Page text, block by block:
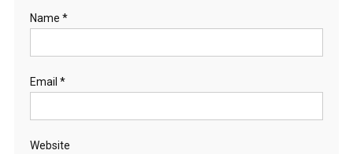
Name *
Email *
Website